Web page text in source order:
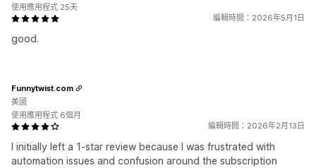
編輯時間：2026年5月1日
good.
使用應用程式 25天
編輯時間：2026年2月13日
I initially left a 1-star review because I was frustrated with
automation issues and confusion around the subscription
Funnytwist.com
美國
使用應用程式 6個月